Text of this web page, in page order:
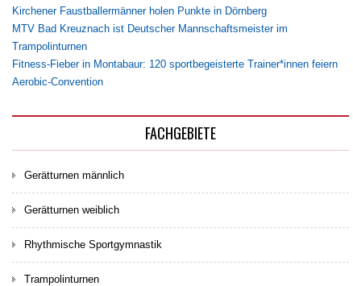
Kirchener Faustballermänner holen Punkte in Dörnberg
MTV Bad Kreuznach ist Deutscher Mannschaftsmeister im
Trampolinturnen
Fitness-Fieber in Montabaur: 120 sportbegeisterte Trainer*innen feiern
Aerobic-Convention
FACHGEBIETE
Gerätturnen männlich
Gerätturnen weiblich
Rhythmische Sportgymnastik
Trampolinturnen